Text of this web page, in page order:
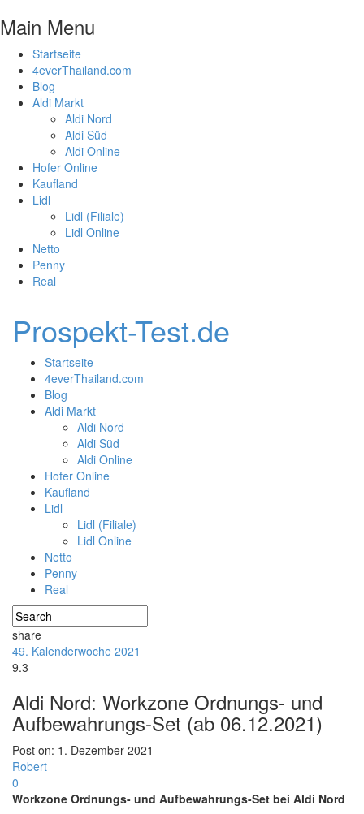
Main Menu
Startseite
4everThailand.com
Blog
Aldi Markt
Aldi Nord
Aldi Süd
Aldi Online
Hofer Online
Kaufland
Lidl
Lidl (Filiale)
Lidl Online
Netto
Penny
Real
Prospekt-Test.de
Startseite
4everThailand.com
Blog
Aldi Markt
Aldi Nord
Aldi Süd
Aldi Online
Hofer Online
Kaufland
Lidl
Lidl (Filiale)
Lidl Online
Netto
Penny
Real
share
49. Kalenderwoche 2021
9.3
Aldi Nord: Workzone Ordnungs- und
Aufbewahrungs-Set (ab 06.12.2021)
Post on: 1. Dezember 2021
Robert
0
Workzone Ordnungs- und Aufbewahrungs-Set bei Aldi Nord